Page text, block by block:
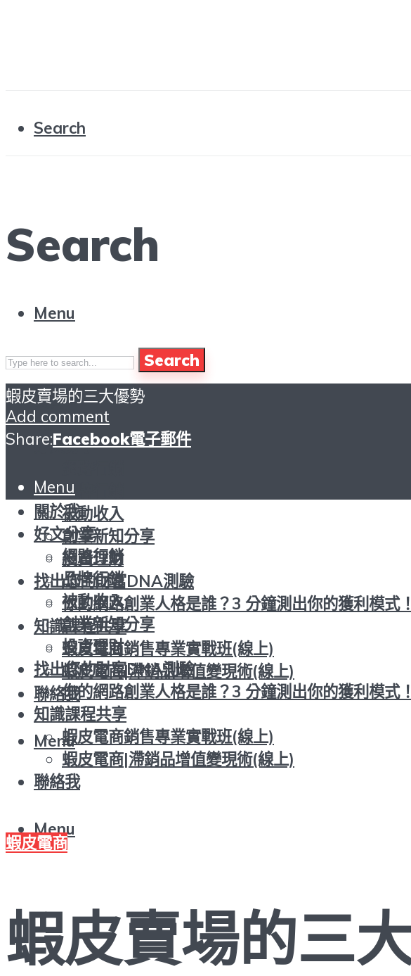
Search
Search
Search
頁首
關於我
好文分享
品牌行銷
被動收入
創業新知分享
投資理財
找出您的財富DNA測驗
你的網路創業人格是誰？3 分鐘測出你的獲利模式！
知識課程共享
蝦皮電商銷售專業實戰班(線上)
蝦皮電商|滯銷品增值變現術(線上)
聯絡我
Menu
Menu
頁首
關於我
好文分享
網路行銷
品牌行銷
被動收入
創業新知分享
投資理財
找出您的財富DNA測驗
你的網路創業人格是誰？3 分鐘測出你的獲利模式！
知識課程共享
蝦皮電商銷售專業實戰班(線上)
蝦皮電商|滯銷品增值變現術(線上)
聯絡我
Menu
蝦皮賣場的三大優勢
Add comment
Share:Facebook電子郵件
Menu
蝦皮電商
蝦皮賣場的三